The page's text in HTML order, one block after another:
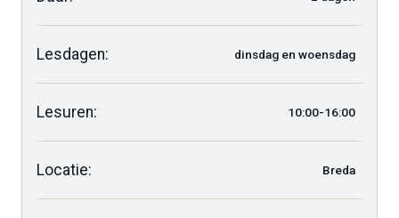
Lesdagen: dinsdag en woensdag
Lesuren: 10:00-16:00
Locatie: Breda